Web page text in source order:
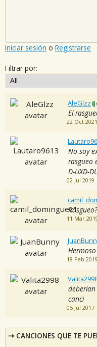
Iniciar sesión o Registrarse
Filtrar por:
AleGlzz
El
22 Oct 2021
No soy
rasgueo
D-UXD-
02 Jul 2019
Rasgueo?
11 Mar
Hermoso
18 Feb 2019
canci
05 Jul 2017
CANCIONES QUE TE